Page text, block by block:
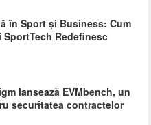
în Sport și Business: Cum
SportTech Redefinesc
lansează EVMbench, un
securitatea contractelor